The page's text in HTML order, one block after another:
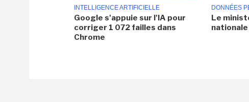
INTELLIGENCE ARTIFICIELLE
Google s'appuie sur l'IA pour
corriger 1 072 failles dans
Chrome
DONNÉES
Le